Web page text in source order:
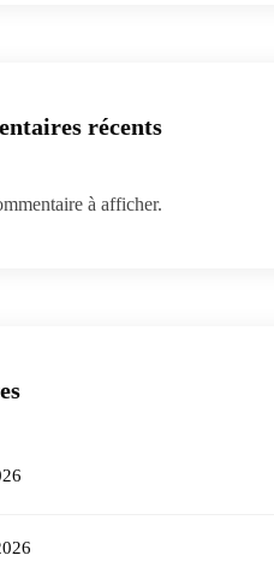
récents
à afficher.